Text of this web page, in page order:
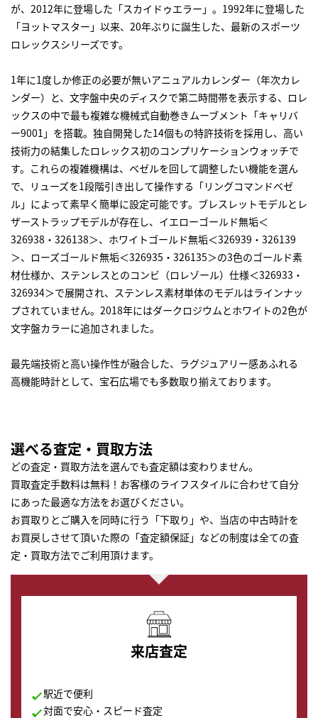
が、2012年に登場した「スカイドゥエラー」。1992年に登場した
「ヨットマスター」以来、20年ぶりに誕生した、最新のスポーツ
ロレックスシリーズです。
1年に1度しか修正の必要が無いアニュアルカレンダー（年次カレ
ンダー）と、文字盤中央のディスクで第二時間帯を表示する、 ロレ
ックスの中で最も複雑な機械式自動巻きムーブメント「キャリバ
ー9001」を搭載。独自開発した14個もの特許技術を採用し、高い
技術力の結集したロレックス初のコンプリケーションウォッチで
す。これらの複雑機構は、ベゼルを回して調整したい機能を選ん
で、リューズを1段階引き出して操作する「リングコマンドベゼ
ル」によって素早く簡単に設定可能です。ブレスレットモデルとレ
ザーストラップモデルが存在し、イエローゴールド無垢＜
326938・326138＞、ホワイトゴールド無垢＜326939・326139
＞、ローズゴールド無垢＜326935・326135＞の3色のゴールド素
材仕様か、ステンレスとのコンビ（ロレゾール）仕様＜326933・
326934＞で展開され、ステンレス素材単体のモデルはラインナッ
プされていません。2018年にはダークロジウムとホワイトの2色が
文字盤カラーに追加されました。
最先端技術と高い操作性が融合した、ラグジュアリー感あふれる
高機能時計として、宝石広場でも多数取り揃えております。
選べる査定・買取方法
どの査定・買取方法を選んでも査定額は変わりません。
買取査定手数料は無料！お客様のライフスタイルに合わせて自分
にあった最適な方法をお選びください。
お買取りとご購入を同時に行う「下取り」や、当店の中古時計を
お買戻しさせて頂いた際の「査定額保証」などの制度は全ての査
定・買取方法でご利用頂けます。
来店査定
駅近で便利
対面で安心・スピード査定